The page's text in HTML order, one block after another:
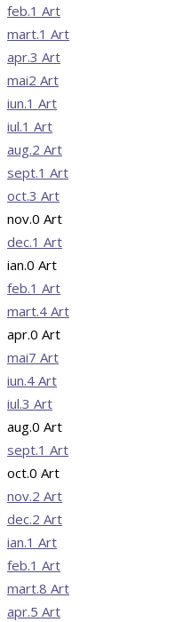
feb.1 Art
mart.1 Art
apr.3 Art
mai2 Art
iun.1 Art
iul.1 Art
aug.2 Art
sept.1 Art
oct.3 Art
nov.0 Art
dec.1 Art
ian.0 Art
feb.1 Art
mart.4 Art
apr.0 Art
mai7 Art
iun.4 Art
iul.3 Art
aug.0 Art
sept.1 Art
oct.0 Art
nov.2 Art
dec.2 Art
ian.1 Art
feb.1 Art
mart.8 Art
apr.5 Art